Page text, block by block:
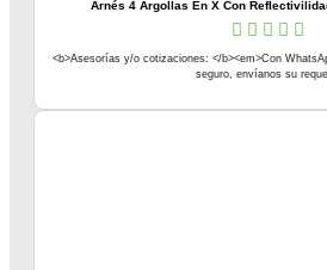
Arnés 4 Argollas En X Con
<b>Asesorías y/o cotizaciones: </b><em>Con
seguro, envíanos su